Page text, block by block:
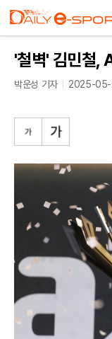
'철벽' 김민철,
박운성 기자 2025-